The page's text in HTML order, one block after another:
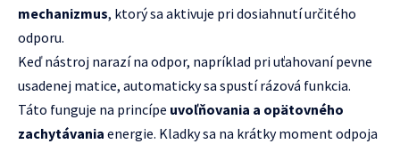
mechanizmus, ktorý sa aktivuje pri dosiahnutí určitého
odporu.
Keď nástroj narazí na odpor, napríklad pri uťahovaní pevne
usadenej matice, automaticky sa spustí rázová funkcia.
Táto funguje na princípe uvoľňovania a opätovného
zachytávania energie. Kladky sa na krátky moment odpoja